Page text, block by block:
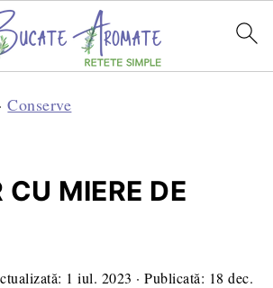
Conserve
CU MIERE DE
1 iul. 2023 · Publicată: 18 dec.